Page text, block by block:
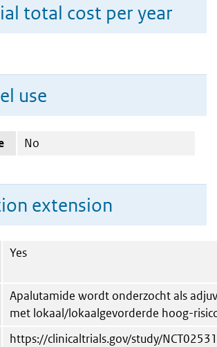
total cost per year
use
No
extension
Yes
Apalutamide wordt onderzocht als
met lokaal/lokaalgevorderde hoog-
https://clinicaltrials.gov/study/